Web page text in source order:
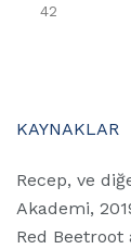
42
KAYNAKLAR
Recep, ve
Akademi,
Red